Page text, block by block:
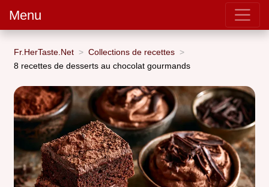
Menu
Fr.HerTaste.Net
Collections de recettes
8 recettes de desserts au chocolat gourmands